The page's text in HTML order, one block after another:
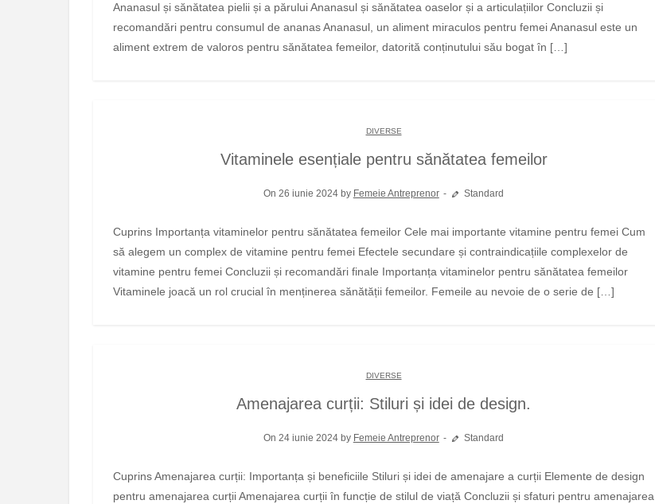
Ananasul și sănătatea pielii și a părului Ananasul și sănătatea oaselor și a articulațiilor Concluzii și
recomandări pentru consumul de ananas Ananasul, un aliment miraculos pentru femei Ananasul este un
aliment extrem de valoros pentru sănătatea femeilor, datorită conținutului său bogat în […]
DIVERSE
Vitaminele esențiale pentru sănătatea femeilor
On 26 iunie 2024 by Femeie Antreprenor Standard
Cuprins Importanța vitaminelor pentru sănătatea femeilor Cele mai importante vitamine pentru femei Cum
să alegem un complex de vitamine pentru femei Efectele secundare și contraindicațiile complexelor de
vitamine pentru femei Concluzii și recomandări finale Importanța vitaminelor pentru sănătatea femeilor
Vitaminele joacă un rol crucial în menținerea sănătății femeilor. Femeile au nevoie de o serie de […]
DIVERSE
Amenajarea curții: Stiluri și idei de design.
On 24 iunie 2024 by Femeie Antreprenor Standard
Cuprins Amenajarea curții: Importanța și beneficiile Stiluri și idei de amenajare a curții Elemente de design
pentru amenajarea curții Amenajarea curții în funcție de stilul de viață Concluzii și sfaturi pentru amenajarea